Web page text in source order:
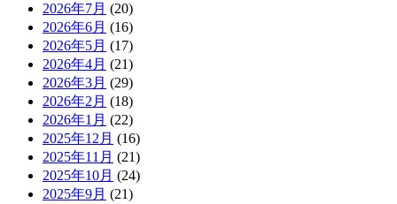
2026年7月 (20)
2026年6月 (16)
2026年5月 (17)
2026年4月 (21)
2026年3月 (29)
2026年2月 (18)
2026年1月 (22)
2025年12月 (16)
2025年11月 (21)
2025年10月 (24)
2025年9月 (21)